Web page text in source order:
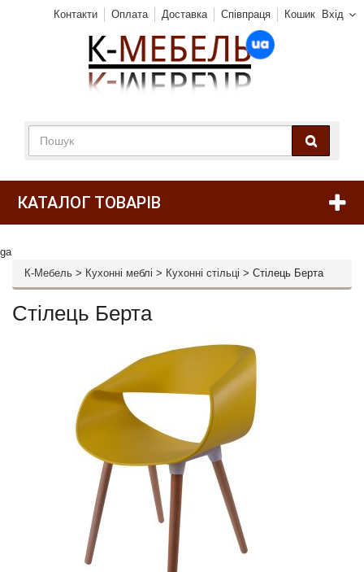
Вхід
Контакти Оплата Доставка Співпраця Кошик
КАТАЛОГ ТОВАРІВ
ga
К-Мебель > Кухонні меблі > Кухонні стільці > Стілець Берта
Стілець Берта